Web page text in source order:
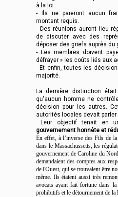
à la loi.
- Ils ne paieront aucun
montant requis.
- Des réunions auront lieu
de discuter avec des
déposer des griefs auprès du
- Les membres doivent
défrayer » les coûts liés aux
- Et enfin, toutes les
majorité.
La dernière distinction
qu'aucun homme ne
décision pour les autres.
autorités locales devait parler
Leur objectif tenait en
gouvernement honnête et
En effet, à l’inverse des Fils de
dans le Massachussetts, les
gouvernement de Caroline du
demandaient des comptes aux
de l'Ouest, qui se trouvaient être
même. Ils étaient aussi très
avocats ayant fait fortune dans
prohibitifs et le détournement de